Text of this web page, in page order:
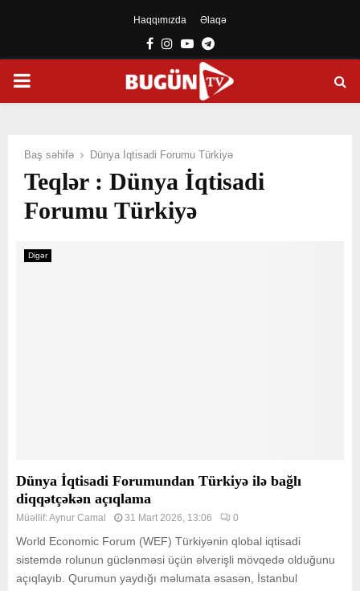
Haqqımızda Əlaqə
Facebook
Instagram
YoutubeTelegram
PRIMARY
Baş səhifə Dünya İqtisadi Forumu Türkiyə
Teqlər : Dünya İqtisadi
Forumu Türkiyə
Digər
Dünya İqtisadi Forumundan Türkiyə ilə bağlı
diqqətçəkən açıqlama
Müəllif:Aynur Camal 31 Mart 2026, 13:06 0
World Economic Forum (WEF) Türkiyənin qlobal iqtisadi
sistemdə rolunun güclənməsi üçün əlverişli mövqedə olduğunu
açıqlayıb. Qurumun yaydığı məlumata əsasən, İstanbul